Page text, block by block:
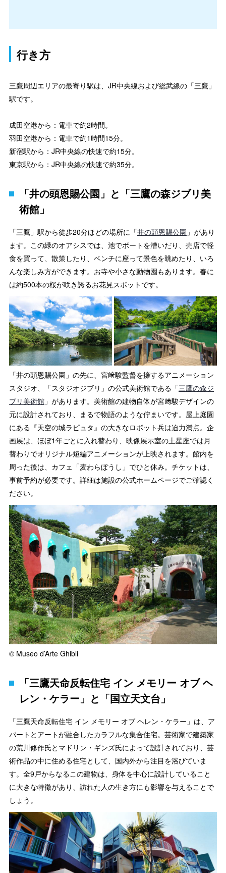
行き方
三鷹周辺エリアの最寄り駅は、JR中央線および総武線の「三鷹」
駅です。
成田空港から：電車で約2時間。
羽田空港から：電車で約1時間15分。
新宿駅から：JR中央線の快速で約15分。
東京駅から：JR中央線の快速で約35分。
「井の頭恩賜公園」と「三鷹の森ジブリ美
術館」
「三鷹」駅から徒歩20分ほどの場所に「井の頭恩賜公園 」があり
ます。この緑のオアシスでは、池でボートを漕いだり、売店で軽
食を買って、散策したり、ベンチに座って景色を眺めたり、いろ
んな楽しみ方ができます。お寺や小さな動物園もあります。春に
は約500本の桜が咲き誇るお花見スポットです。
「井の頭恩賜公園」の先に、宮﨑駿監督を擁するアニメーション
スタジオ、「スタジオジブリ」の公式美術館である「三鷹の森ジ
ブリ美術館 」があります。美術館の建物自体が宮﨑駿デザインの
元に設計されており、まるで物語のような佇まいです。屋上庭園
にある『天空の城ラピュタ』の大きなロボット兵は迫力満点。企
画展は、ほぼ1年ごとに入れ替わり、映像展示室の土星座では月
替わりでオリジナル短編アニメーションが上映されます。館内を
周った後は、カフェ「麦わらぼうし」でひと休み。チケットは、
事前予約が必要です。詳細は施設の公式ホームページでご確認く
ださい。
© Museo d’Arte Ghibli
「三鷹天命反転住宅 イン メモリー オブ ヘ
レン・ケラー」と「国立天文台」
「三鷹天命反転住宅 イン メモリー オブ ヘレン・ケラー」は、ア
パートとアートが融合したカラフルな集合住宅。芸術家で建築家
の荒川修作氏とマドリン・ギンズ氏によって設計されており、芸
術作品の中に住める住宅として、国内外から注目を浴びていま
す。全9戸からなるこの建物は、身体を中心に設計していること
に大きな特徴があり、訪れた人の生き方にも影響を与えることで
しょう。